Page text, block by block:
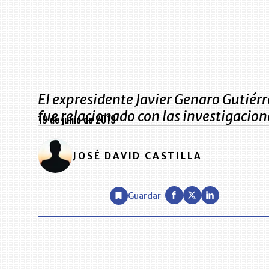
El expresidente Javier Genaro
fue relacionado con las
19 de junio de 2019
JOSÉ DAVID CASTILLA
Guardar